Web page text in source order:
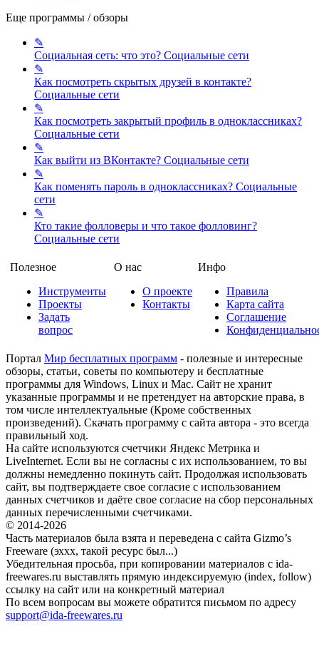
Еще программы / обзоры
✎
Социальная сеть: что это? Социальные сети
✎
Как посмотреть скрытых друзей в контакте?
Социальные сети
✎
Как посмотреть закрытый профиль в одноклассниках?
Социальные сети
✎
Как выйти из ВКонтакте? Социальные сети
✎
Как поменять пароль в одноклассниках? Социальные
сети
✎
Кто такие фолловеры и что такое фолловинг?
Социальные сети
Полезное
Инструменты
Проекты
Задать
вопрос
О нас
О проекте
Контакты
Инфо
Правила
Карта сайта
Соглашение
Портал Мир бесплатных программ - полезные и интересные
обзоры, статьи, советы по компьютеру и бесплатные
программы для Windows, Linux и Mac. Сайт не хранит
указанные программы и не претендует на авторские права, в
том числе интеллектуальные (Кроме собственных
произведений). Скачать программу с сайта автора - это всегда
правильный ход.
На сайте используются счетчики Яндекс Метрика и
LiveInternet. Если вы не согласны с их использованием, то вы
должны немедленно покинуть сайт. Продолжая использовать
сайт, вы подтверждаете свое согласие с использованием
данных счетчиков и даёте свое согласие на сбор персональных
данных перечисленными счетчиками.
© 2014-2026
Часть материалов была взята и переведена с сайта Gizmo’s
Freeware (эххх, такой ресурс был...)
Убедительная просьба, при копировании материалов с ida-
freewares.ru выставлять прямую индексируемую (index, follow)
ссылку на сайт или на конкретный материал
По всем вопросам вы можете обратится письмом по адресу
support@ida-freewares.ru